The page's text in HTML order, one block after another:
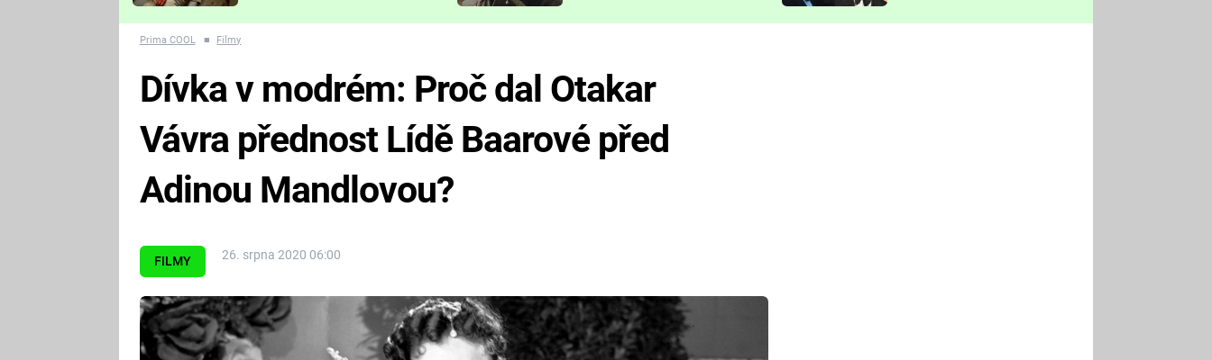
nejvíc zvednou tep?
Prima COOL ■ Filmy
FILMY 26. srpna 2020 06:00
Dívka v modrém: Proč dal Otakar
Vávra přednost Lídě Baarové před
Adinou Mandlovou?